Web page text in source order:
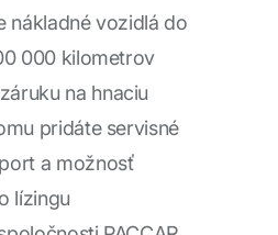
nákladné vozidlá do
000 kilometrov
na hnaciu
pridáte servisné
a možnosť
lízingu